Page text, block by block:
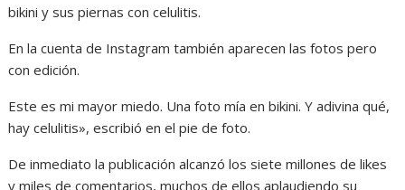
bikini y sus piernas con celulitis.
En la cuenta de Instagram también aparecen las fotos pero
con edición.
Este es mi mayor miedo. Una foto mía en bikini. Y adivina qué,
hay celulitis», escribió en el pie de foto.
De inmediato la publicación alcanzó los siete millones de likes
y miles de comentarios, muchos de ellos aplaudiendo su